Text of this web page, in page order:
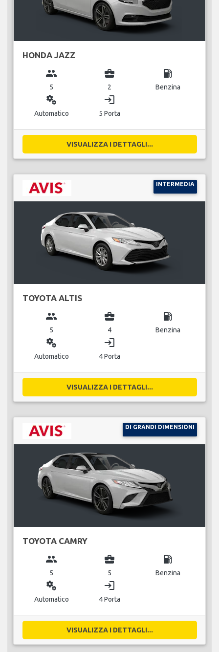
HONDA JAZZ
group
5
business_center
2
local_gas_station
Benzina
miscellaneous_services
Automatico
login
5 Porta
VISUALIZZA I DETTAGLI...
INTERMEDIA
TOYOTA ALTIS
group
5
business_center
4
local_gas_station
Benzina
miscellaneous_services
Automatico
login
4 Porta
VISUALIZZA I DETTAGLI...
DI GRANDI DIMENSIONI
TOYOTA CAMRY
group
5
business_center
5
local_gas_station
Benzina
miscellaneous_services
Automatico
login
4 Porta
VISUALIZZA I DETTAGLI...